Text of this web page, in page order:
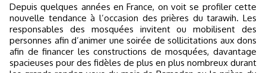
Depuis quelques années en France, on voit se profiler cette
nouvelle tendance à l’occasion des prières du tarawih. Les
responsables des mosquées invitent ou mobilisent des
personnes afin d’animer une soirée de sollicitations aux dons
afin de financer les constructions de mosquées, davantage
spacieuses pour des fidèles de plus en plus nombreux durant